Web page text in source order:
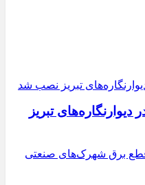
تبریز